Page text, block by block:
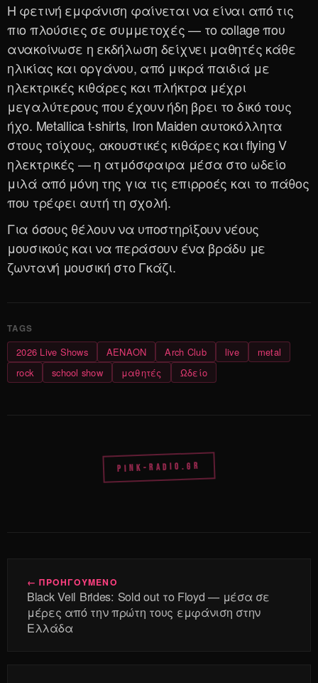
Η φετινή εμφάνιση φαίνεται να είναι από τις
πιο πλούσιες σε συμμετοχές — το collage που
ανακοίνωσε η εκδήλωση δείχνει μαθητές κάθε
ηλικίας και οργάνου, από μικρά παιδιά με
ηλεκτρικές κιθάρες και πλήκτρα μέχρι
μεγαλύτερους που έχουν ήδη βρει το δικό τους
ήχο. Metallica t-shirts, Iron Maiden αυτοκόλλητα
στους τοίχους, ακουστικές κιθάρες και flying V
ηλεκτρικές — η ατμόσφαιρα μέσα στο ωδείο
μιλά από μόνη της για τις επιρροές και το πάθος
που τρέφει αυτή τη σχολή.
Για όσους θέλουν να υποστηρίξουν νέους
μουσικούς και να περάσουν ένα βράδυ με
ζωντανή μουσική στο Γκάζι.
2026 Live Shows AENAON Arch Club live
metal
rock
school show μαθητές Ωδείο
PINK-RADIO.GR
← ΠΡΟΗΓΟΥΜΕΝΟ
Black Veil Brides: Sold out το Floyd — μέσα σε
μέρες από την πρώτη τους εμφάνιση στην
Ελλάδα